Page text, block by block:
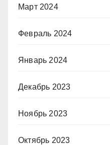
Март 2024
Февраль 2024
Январь 2024
Декабрь 2023
Ноябрь 2023
Октябрь 2023